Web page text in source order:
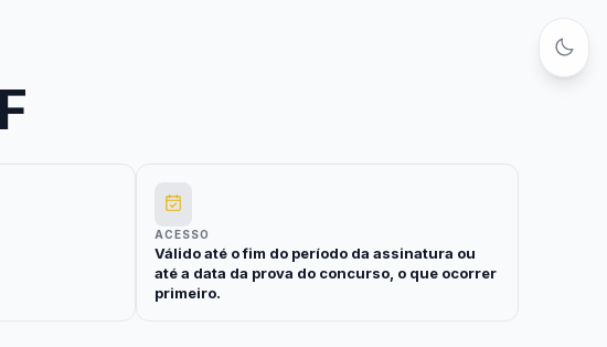
ACESSO
Válido até o fim do período da assinatura ou
até a data da prova do concurso, o que ocorrer
primeiro.